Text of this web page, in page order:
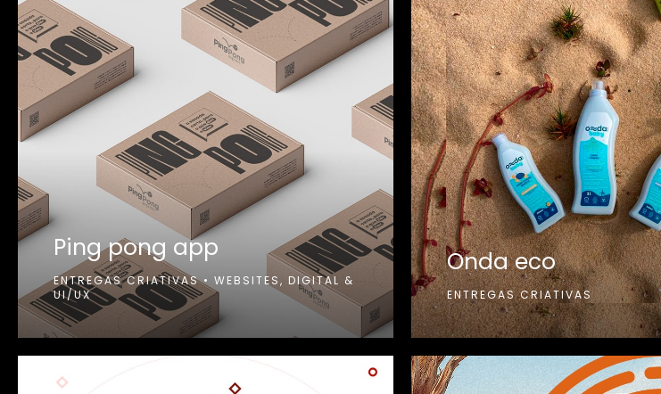
Ping pong app
ENTREGAS CRIATIVAS• WEBSITES, DIGITAL &
UI/UX
Onda eco
ENTREGAS CRIATIVAS